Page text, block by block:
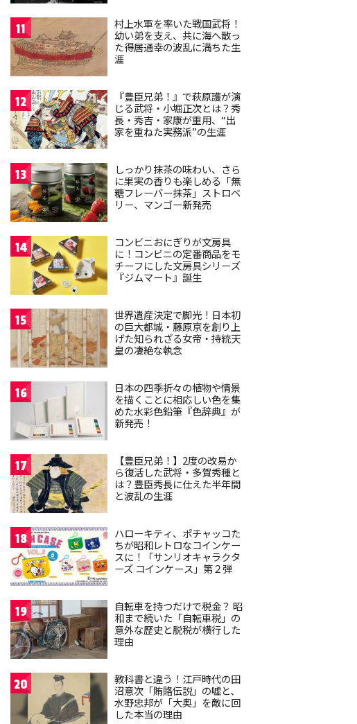
11
村上水軍を率いた戦国武将！
幼い弟を支え、共に海へ散っ
た得居通幸の波乱に満ちた生
涯
12
『豊臣兄弟！』で萩原護が演
じる武将・小堀正次とは？秀
長・秀吉・家康が重用、“出
家を重ねた実務派”の生涯
13
しっかり抹茶の味わい、さら
に果実の香りも楽しめる「無
糖フレーバー抹茶」ストロベ
リー、マンゴー新発売
14
コンビニおにぎりが文房具
に！コンビニの定番商品をモ
チーフにした文房具シリーズ
『ジムマート』誕生
15
世界遺産決定で脚光！日本初
の巨大都城・藤原京を創り上
げた知られざる女帝・持統天
皇の凄絶な執念
16
日本の四季折々の植物や情景
を描くことに相応しい色を集
めた水彩色鉛筆『色辞典』が
新発売！
17
【豊臣兄弟！】2度の改易か
ら復活した武将・多賀秀種と
は？豊臣秀長に仕えた半年間
と波乱の生涯
18
ハローキティ、ポチャッコた
ちが昭和レトロなコインケー
スに！「サンリオキャラクタ
ーズ コインケース」第２弾
19
自転車を持つだけで税金？ 昭
和まで続いた「自転車税」の
意外な歴史と脱税が横行した
理由
20
教科書と違う！江戸時代の田
沼意次「賄賂伝説」の嘘と、
水野忠邦が「大奥」を敵に回
した本当の理由